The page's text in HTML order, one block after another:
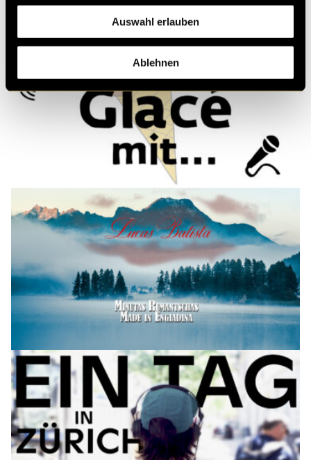
Auswahl erlauben
Ablehnen